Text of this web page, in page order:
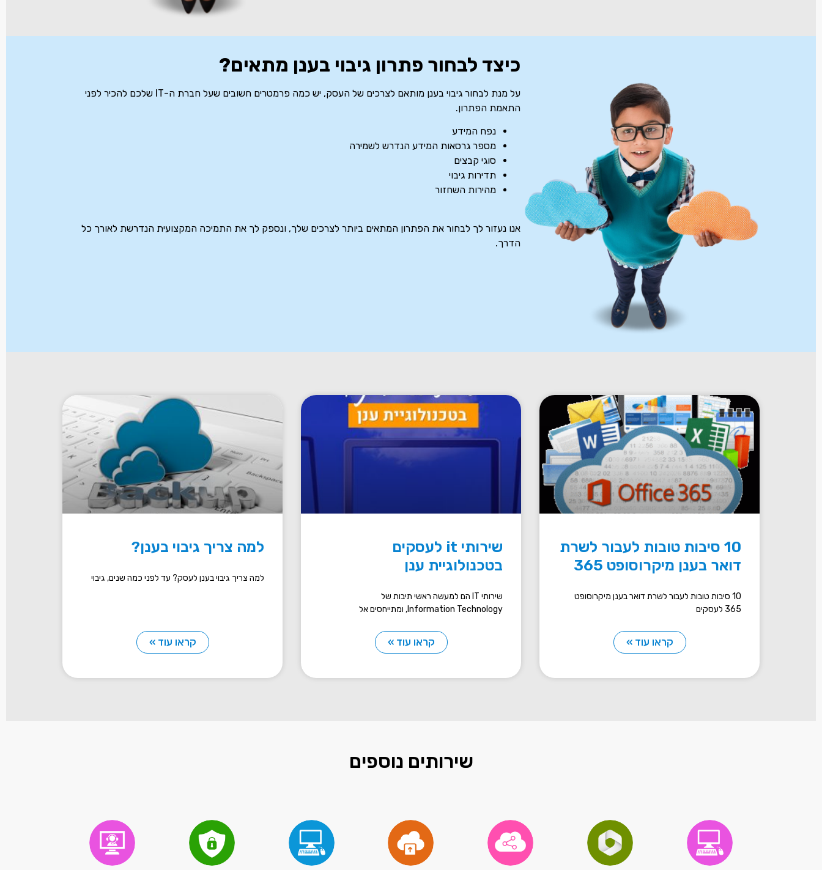
כיצד לבחור פתרון גיבוי בענן מתאים?
על מנת לבחור גיבוי בענן מותאם לצרכים של העסק, יש כמה פרמטרים חשובים שעל חברת ה-IT שלכם להכיר לפני
התאמת הפתרון.
נפח המידע
מספר גרסאות המידע הנדרש לשמירה
סוגי קבצים
תדירות גיבוי
מהירות השחזור
אנו נעזור לך לבחור את הפתרון המתאים ביותר לצרכים שלך, ונספק לך את התמיכה המקצועית הנדרשת לאורך כל
הדרך.
10 סיבות טובות לעבור לשרת
דואר בענן מיקרוסופט 365
10 סיבות טובות לעבור לשרת דואר בענן מיקרוסופט
365 לעסקים
קראו עוד »
שירותי it לעסקים
בטכנולוגיית ענן
שירותי IT הם למעשה ראשי תיבות של
Information Technology, ומתייחסים אל
קראו עוד »
למה צריך גיבוי בענן?
למה צריך גיבוי בענן לעסק? עד לפני כמה שנים, גיבוי
קראו עוד »
שירותים נוספים